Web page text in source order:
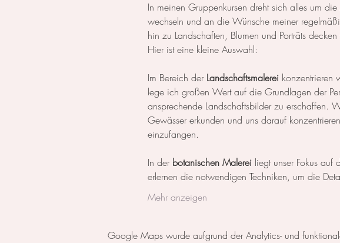
In meinen Gruppenkursen dreht sich alles um
wechseln und an die Wünsche meiner
hin zu Landschaften, Blumen und Porträts
Hier ist eine kleine Auswahl:
Im Bereich der Landschaftsmalerei konzentrieren
lege ich großen Wert auf die Grundlagen der
ansprechende Landschaftsbilder zu erschaffen.
Gewässer erkunden und uns darauf
einzufangen.
In der botanischen Malerei liegt unser Fokus auf
erlernen die notwendigen Techniken, um die
Mehr anzeigen
Google Maps wurde aufgrund der Analytics- und